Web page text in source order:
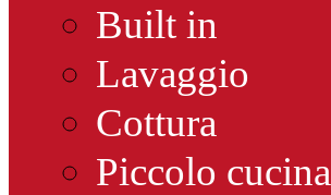
Built in
Lavaggio
Cottura
Piccolo cucina